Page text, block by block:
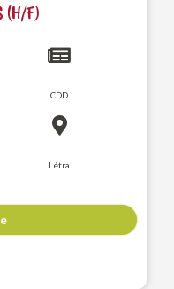
(H/F)
CDD
Létra